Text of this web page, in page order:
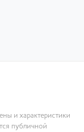
и характеристики
публичной